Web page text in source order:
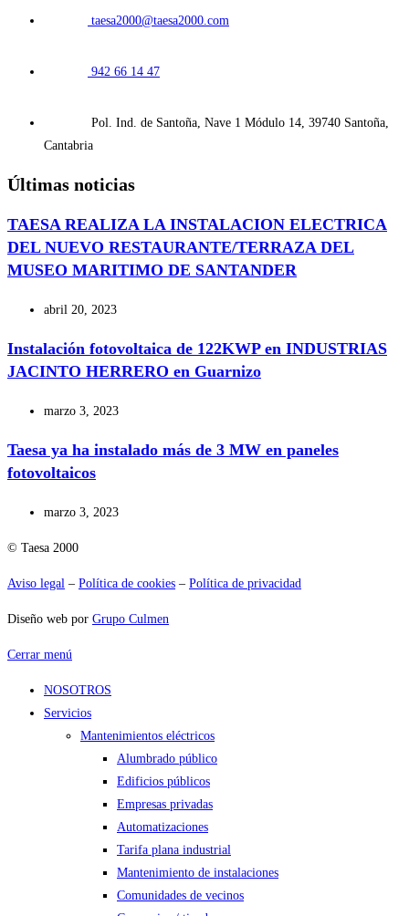
taesa2000@taesa2000.com
942 66 14 47
Pol. Ind. de Santoña, Nave 1 Módulo 14, 39740 Santoña,
Cantabria
Últimas noticias
TAESA REALIZA LA INSTALACION ELECTRICA
DEL NUEVO RESTAURANTE/TERRAZA DEL
MUSEO MARITIMO DE SANTANDER
abril 20, 2023
Instalación fotovoltaica de 122KWP en INDUSTRIAS
JACINTO HERRERO en Guarnizo
marzo 3, 2023
Taesa ya ha instalado más de 3 MW en paneles
fotovoltaicos
marzo 3, 2023
© Taesa 2000
Aviso legal – Política de cookies – Política de privacidad
Diseño web por Grupo Culmen
Cerrar menú
NOSOTROS
Servicios
Mantenimientos eléctricos
Alumbrado público
Edificios públicos
Empresas privadas
Automatizaciones
Tarifa plana industrial
Mantenimiento de instalaciones
Comunidades de vecinos